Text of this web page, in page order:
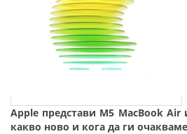
Apple представи M5 MacBook Air
какво ново и кога да ги очакваме